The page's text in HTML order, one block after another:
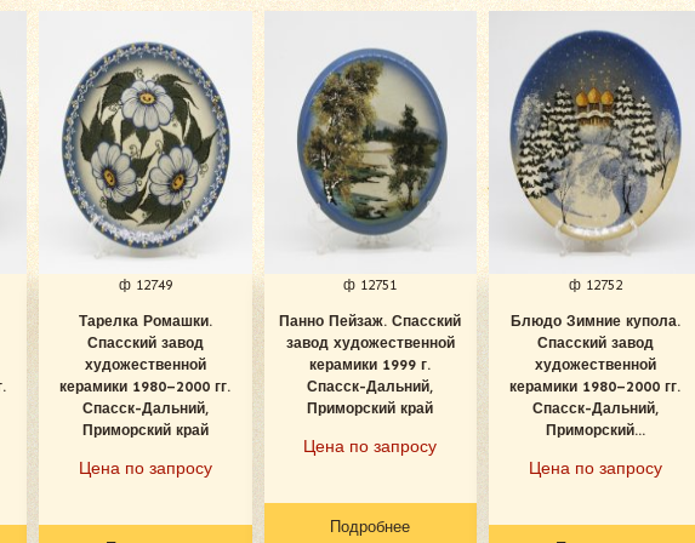
ф 12749
Тарелка Ромашки.
Спасский завод
художественной
керамики 1980–2000 гг.
Спасск-Дальний,
Приморский край
Цена по запросу
ф 12751
Панно Пейзаж. Спасский
завод художественной
керамики 1999 г.
Спасск-Дальний,
Приморский край
Цена по запросу
Подробнее
ф 12752
Блюдо Зимние купола.
Спасский завод
художественной
керамики 1980–2000 гг.
Спасск-Дальний,
Приморский...
Цена по запросу